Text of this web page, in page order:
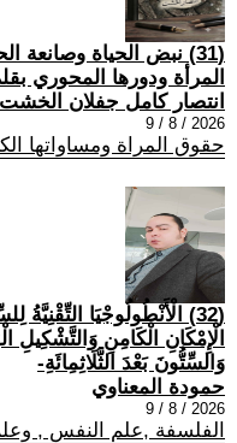
(31) نبض الحياة وصانعة
المرأة ودورها المحوري
انتصار كامل جفلان الخشت
2026 / 8 / 9
حقوق المراة ومساواتها
(32) الْأَنْطُولُوجْيَا
الْإِمْكَانِ الْكَامِنِ وَالتَّشْكِيلِ
وَالسِّتُّونَ بَعْدَ الثَّلَاثِمِائَةِ-
حمودة المعناوي
2026 / 8 / 9
الفلسفة ,علم النفس ,